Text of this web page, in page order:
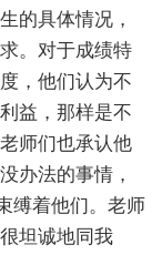
的具体情况，
。对于成绩特
，他们认为不
益，那样是不
师们也承认他
办法的事情，
缚着他们。老师
坦诚地同我